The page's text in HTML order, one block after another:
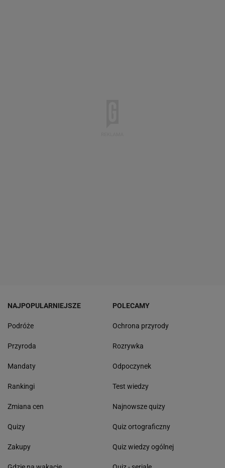
NAJPOPULARNIEJSZE
Podróże
Przyroda
Mandaty
Rankingi
Zmiana cen
Quizy
Zakupy
POLECAMY
Ochrona przyrody
Rozrywka
Odpoczynek
Test wiedzy
Najnowsze quizy
Quiz ortograficzny
Quiz wiedzy ogólnej